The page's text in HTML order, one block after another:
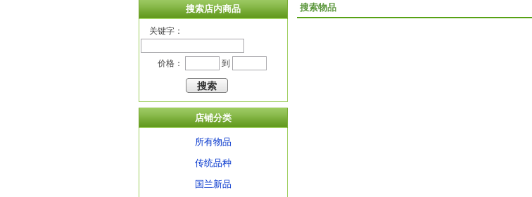
搜索店内商品
关键字：
价格： 到
店铺分类
所有物品
传统品种
国兰新品
搜索物品